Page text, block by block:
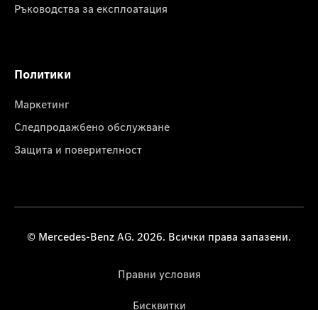
Ръководства за експлоатация
Политики
Маркетинг
Следпродажбено обслужване
Защита и поверителност
© Mercedes-Benz AG. 2026. Всички права запазени.
Правни условия
Бисквитки